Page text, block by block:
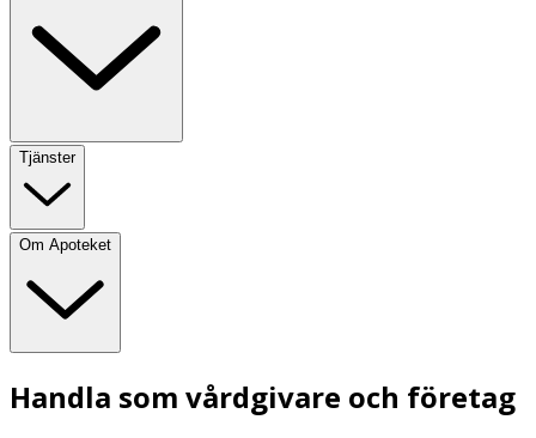
Tjänster
Om Apoteket
Handla som vårdgivare och företag